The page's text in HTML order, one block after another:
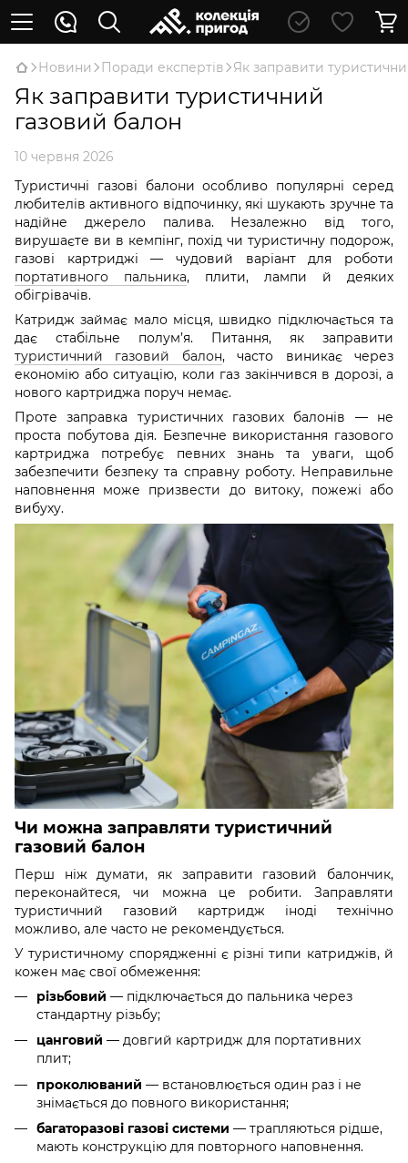
Новини Поради експертів Як заправити
Як заправити туристичний
газовий балон
10 червня 2026
Туристичні газові балони особливо популярні серед
любителів активного відпочинку, які шукають зручне та
надійне джерело палива. Незалежно від того,
вирушаєте ви в кемпінг, похід чи туристичну подорож,
газові картриджі — чудовий варіант для роботи
портативного пальника, плити, лампи й деяких
обігрівачів.
Катридж займає мало місця, швидко підключається та
дає стабільне полум’я. Питання, як заправити
туристичний газовий балон, часто виникає через
економію або ситуацію, коли газ закінчився в дорозі, а
нового картриджа поруч немає.
Проте заправка туристичних газових балонів — не
проста побутова дія. Безпечне використання газового
картриджа потребує певних знань та уваги, щоб
забезпечити безпеку та справну роботу. Неправильне
наповнення може призвести до витоку, пожежі або
вибуху.
Чи можна заправляти туристичний
газовий балон
Перш ніж думати, як заправити газовий балончик,
переконайтеся, чи можна це робити. Заправляти
туристичний газовий картридж іноді технічно
можливо, але часто не рекомендується.
У туристичному спорядженні є різні типи катриджів, й
кожен має свої обмеження:
різьбовий — підключається до пальника через
стандартну різьбу;
цанговий — довгий картридж для портативних
плит;
проколюваний — встановлюється один раз і не
знімається до повного використання;
багаторазові газові системи — трапляються рідше,
мають конструкцію для повторного наповнення.